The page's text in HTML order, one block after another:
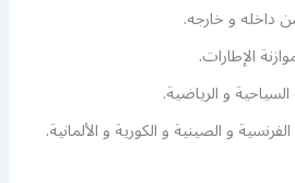
داخله و خارجه.
الإطارات.
و الرياضية.
و الصينية و الكورية و الألمانية.